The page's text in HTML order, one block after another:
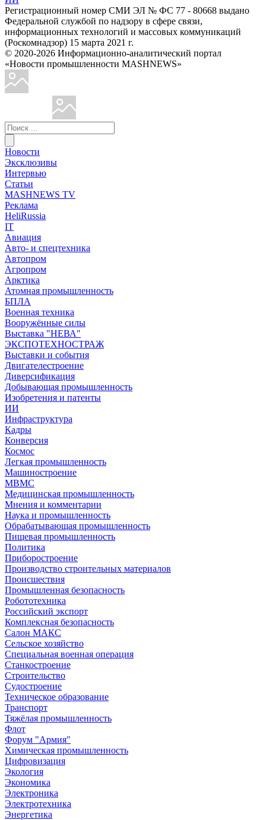
Регистрационный номер СМИ ЭЛ № ФС 77 - 80668 выдано
Федеральной службой по надзору в сфере связи,
информационных технологий и массовых коммуникаций
(Роскомнадзор) 15 марта 2021 г.
© 2020-2026 Информационно-аналитический портал
«Новости промышленности MASHNEWS»
Новости
Эксклюзивы
Интервью
Статьи
MASHNEWS TV
Реклама
HeliRussia
IT
Авиация
Авто- и спецтехника
Автопром
Агропром
Арктика
Атомная промышленность
БПЛА
Военная техника
Вооружённые силы
Выставка "НЕВА"
ЭКСПОТЕХНОСТРАЖ
Выставки и события
Двигателестроение
Диверсификация
Добывающая промышленность
Изобретения и патенты
ИИ
Инфраструктура
Кадры
Конверсия
Космос
Легкая промышленность
Машиностроение
МВМС
Медицинская промышленность
Мнения и комментарии
Наука и промышленность
Обрабатывающая промышленность
Пищевая промышленность
Политика
Приборостроение
Производство строительных материалов
Происшествия
Промышленная безопасность
Робототехника
Российский экспорт
Комплексная безопасность
Салон МАКС
Сельское хозяйство
Специальная военная операция
Станкостроение
Строительство
Судостроение
Техническое образование
Транспорт
Тяжёлая промышленность
Флот
Форум "Армия"
Химическая промышленность
Цифровизация
Экология
Экономика
Электроника
Электротехника
Энергетика